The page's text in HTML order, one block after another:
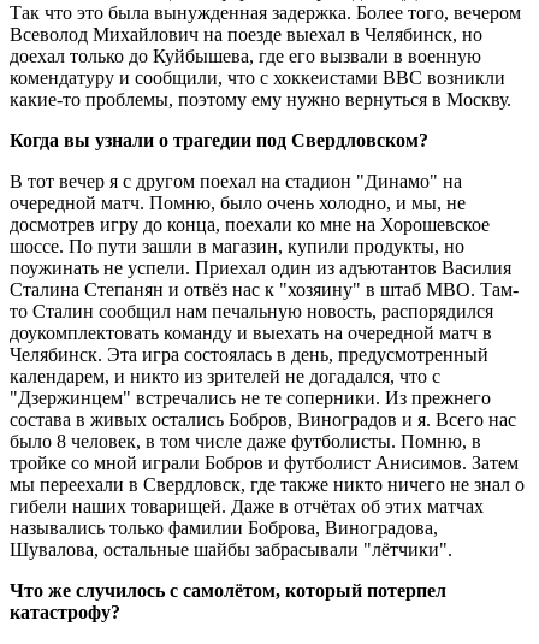
Так что это была вынужденная задержка. Более того, вечером
Всеволод Михайлович на поезде выехал в Челябинск, но
доехал только до Куйбышева, где его вызвали в военную
комендатуру и сообщили, что с хоккеистами ВВС возникли
какие-то проблемы, поэтому ему нужно вернуться в Москву.
Когда вы узнали о трагедии под Свердловском?
В тот вечер я с другом поехал на стадион "Динамо" на
очередной матч. Помню, было очень холодно, и мы, не
досмотрев игру до конца, поехали ко мне на Хорошевское
шоссе. По пути зашли в магазин, купили продукты, но
поужинать не успели. Приехал один из адъютантов Василия
Сталина Степанян и отвёз нас к "хозяину" в штаб МВО. Там-
то Сталин сообщил нам печальную новость, распорядился
доукомплектовать команду и выехать на очередной матч в
Челябинск. Эта игра состоялась в день, предусмотренный
календарем, и никто из зрителей не догадался, что с
"Дзержинцем" встречались не те соперники. Из прежнего
состава в живых остались Бобров, Виноградов и я. Всего нас
было 8 человек, в том числе даже футболисты. Помню, в
тройке со мной играли Бобров и футболист Анисимов. Затем
мы переехали в Свердловск, где также никто ничего не знал о
гибели наших товарищей. Даже в отчётах об этих матчах
назывались только фамилии Боброва, Виноградова,
Шувалова, остальные шайбы забрасывали "лётчики".
Что же случилось с самолётом, который потерпел
катастрофу?